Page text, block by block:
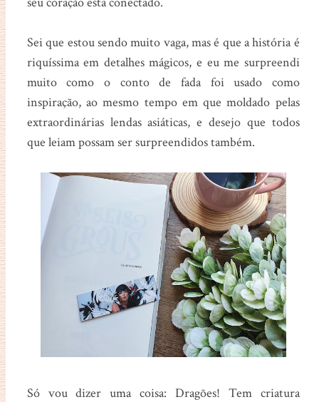
Sei que estou sendo muito vaga, mas é que a história é
riquíssima em detalhes mágicos, e eu me surpreendi
muito como o conto de fada foi usado como
inspiração, ao mesmo tempo em que moldado pelas
extraordinárias lendas asiáticas, e desejo que todos
que leiam possam ser surpreendidos também.
Só vou dizer uma coisa: Dragões! Tem criatura